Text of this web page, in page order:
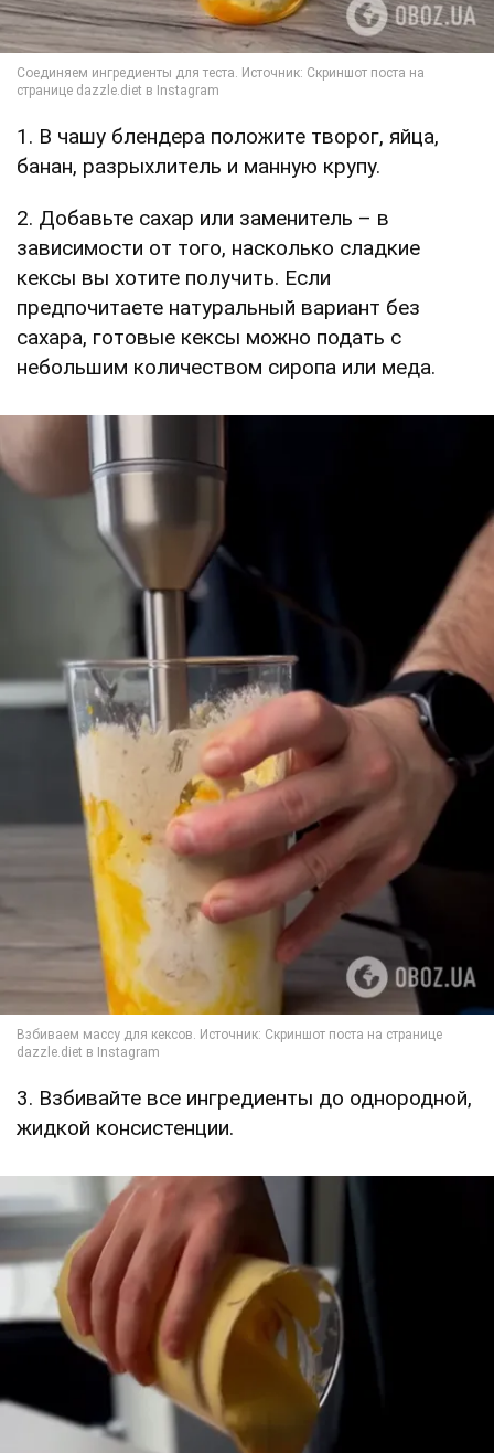
1. В чашу блендера положите творог, яйца,
банан, разрыхлитель и манную крупу.
2. Добавьте сахар или заменитель – в
зависимости от того, насколько сладкие
кексы вы хотите получить. Если
предпочитаете натуральный вариант без
сахара, готовые кексы можно подать с
небольшим количеством сиропа или меда.
3. Взбивайте все ингредиенты до однородной,
жидкой консистенции.